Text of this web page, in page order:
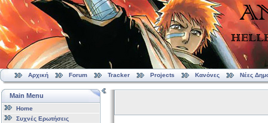
Αρχική Forum Tracker Projects Κανόνες Νέες
Main Menu
Home
Συχνές Ερωτήσεις